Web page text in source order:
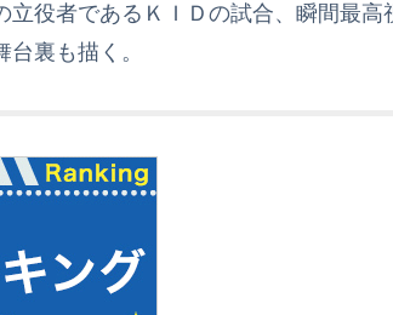
立役者であるＫＩＤの試合、瞬間最
裏も描く。